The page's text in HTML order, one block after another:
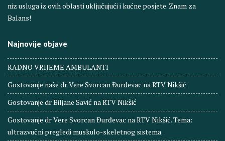
niz usluga iz ovih oblasti uključujući i kućne posjete. Znam za
Balans!
Najnovije objave
RADNO VRIJEME AMBULANTI
Gostovanje naše dr Vere Svorcan Ðurđevac na RTV Nikšić
Gostovanje dr Biljane Savić na RTV Nikšić
Gostovanje dr Vere Svorcan Ðurđevac na RTV Nikšić. Tema:
ultrazvučni pregledi muskulo-skeletnog sistema.